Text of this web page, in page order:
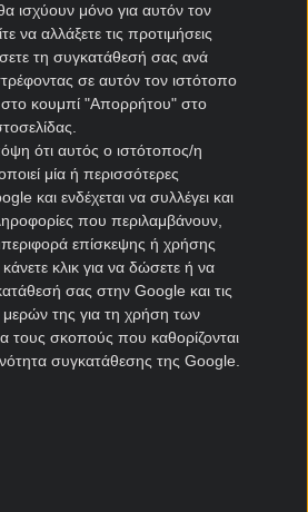
ισχύουν μόνο για αυτόν τον
να αλλάξετε τις προτιμήσεις
τη συγκατάθεσή σας ανά
σε αυτόν τον ιστότοπο
στο κουμπί "Απορρήτου" στο
ότι αυτός ο ιστότοπος/η
μία ή περισσότερες
και ενδέχεται να συλλέγει και
που περιλαμβάνουν,
επίσκεψης ή χρήσης
κλικ για να δώσετε ή να
σας στην Google και τις
μερών της για τη χρήση των
τους σκοπούς που καθορίζονται
συγκατάθεσης της Google.
League